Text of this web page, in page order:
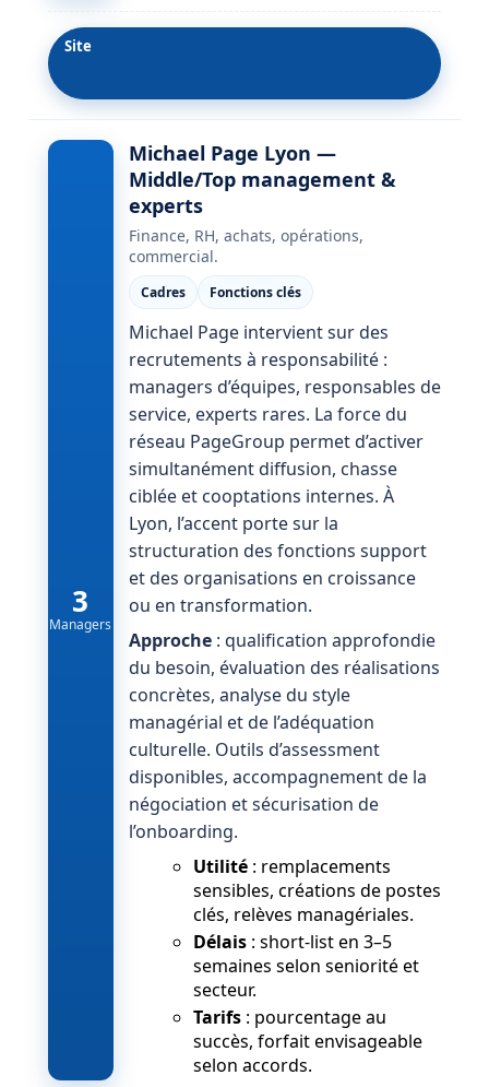
Site
3
Managers
Michael Page Lyon —
Middle/Top management &
experts
Finance, RH, achats, opérations,
commercial.
Cadres Fonctions clés
Michael Page intervient sur des
recrutements à responsabilité :
managers d’équipes, responsables de
service, experts rares. La force du
réseau PageGroup permet d’activer
simultanément diffusion, chasse
ciblée et cooptations internes. À
Lyon, l’accent porte sur la
structuration des fonctions support
et des organisations en croissance
ou en transformation.
Approche: qualification approfondie
du besoin, évaluation des réalisations
concrètes, analyse du style
managérial et de l’adéquation
culturelle. Outils d’assessment
disponibles, accompagnement de la
négociation et sécurisation de
l’onboarding.
Utilité : remplacements
sensibles, créations de postes
clés, relèves managériales.
Délais : short-list en 3–5
semaines selon seniorité et
secteur.
Tarifs : pourcentage au
succès, forfait envisageable
selon accords.